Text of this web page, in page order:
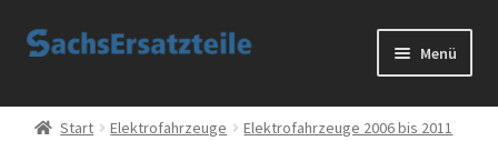
Zur
Zum
Menü
Start
Start Elektrofahrzeuge
Elektrofahrzeuge 2006 bis 2011